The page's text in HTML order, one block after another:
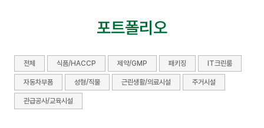
포트폴리오
전체 식품/HACCP 제약/GMP 패키징 IT크린룸
자동차부품 성형/직물 근린생활/의료시설 주거시설
관급공사/교육시설